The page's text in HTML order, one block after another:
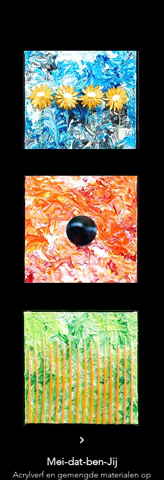
Mei-dat-ben-Jij
Acrylverf en gemengde materialen op